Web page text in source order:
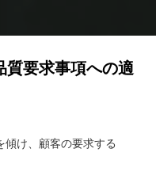
質要求事項への適
け、顧客の要求する